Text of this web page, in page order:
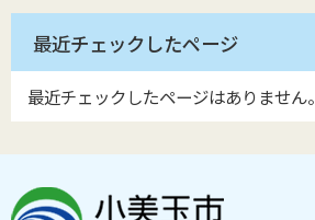
最近チェックしたページ
最近チェックしたページはありません。